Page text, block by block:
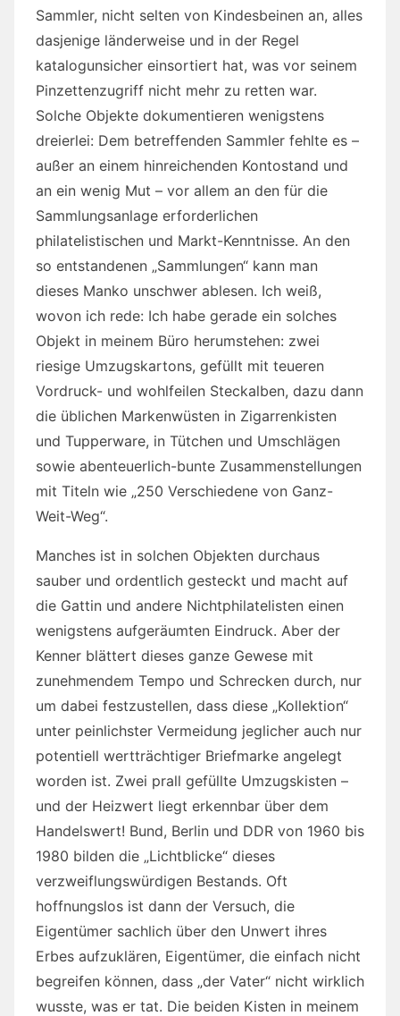
Sammler, nicht selten von Kindesbeinen an, alles
dasjenige länderweise und in der Regel
katalogunsicher einsortiert hat, was vor seinem
Pinzettenzugriff nicht mehr zu retten war.
Solche Objekte dokumentieren wenigstens
dreierlei: Dem betreffenden Sammler fehlte es –
außer an einem hinreichenden Kontostand und
an ein wenig Mut – vor allem an den für die
Sammlungsanlage erforderlichen
philatelistischen und Markt-Kenntnisse. An den
so entstandenen „Sammlungen“ kann man
dieses Manko unschwer ablesen. Ich weiß,
wovon ich rede: Ich habe gerade ein solches
Objekt in meinem Büro herumstehen: zwei
riesige Umzugskartons, gefüllt mit teueren
Vordruck- und wohlfeilen Steckalben, dazu dann
die üblichen Markenwüsten in Zigarrenkisten
und Tupperware, in Tütchen und Umschlägen
sowie abenteuerlich-bunte Zusammenstellungen
mit Titeln wie „250 Verschiedene von Ganz-
Weit-Weg“.
Manches ist in solchen Objekten durchaus
sauber und ordentlich gesteckt und macht auf
die Gattin und andere Nichtphilatelisten einen
wenigstens aufgeräumten Eindruck. Aber der
Kenner blättert dieses ganze Gewese mit
zunehmendem Tempo und Schrecken durch, nur
um dabei festzustellen, dass diese „Kollektion“
unter peinlichster Vermeidung jeglicher auch nur
potentiell wertträchtiger Briefmarke angelegt
worden ist. Zwei prall gefüllte Umzugskisten –
und der Heizwert liegt erkennbar über dem
Handelswert! Bund, Berlin und DDR von 1960 bis
1980 bilden die „Lichtblicke“ dieses
verzweiflungswürdigen Bestands. Oft
hoffnungslos ist dann der Versuch, die
Eigentümer sachlich über den Unwert ihres
Erbes aufzuklären, Eigentümer, die einfach nicht
begreifen können, dass „der Vater“ nicht wirklich
wusste, was er tat. Die beiden Kisten in meinem